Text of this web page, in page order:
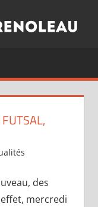
des
mercredi